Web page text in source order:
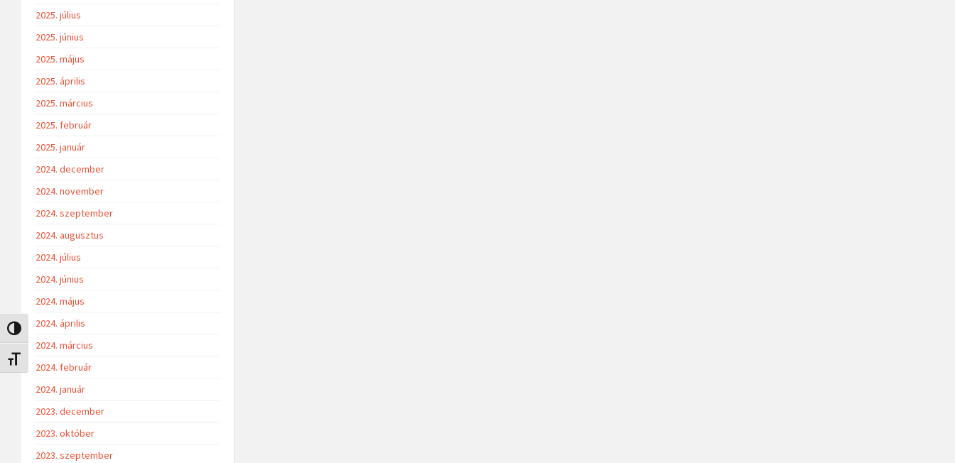
Nagy kontraszt váltása
Betűméret váltása
2025. július
2025. június
2025. május
2025. április
2025. március
2025. február
2025. január
2024. december
2024. november
2024. szeptember
2024. augusztus
2024. július
2024. június
2024. május
2024. április
2024. március
2024. február
2024. január
2023. december
2023. október
2023. szeptember